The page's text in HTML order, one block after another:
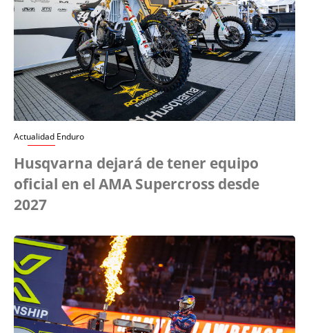
Actualidad Enduro
Husqvarna dejará de tener equipo
oficial en el AMA Supercross desde
2027